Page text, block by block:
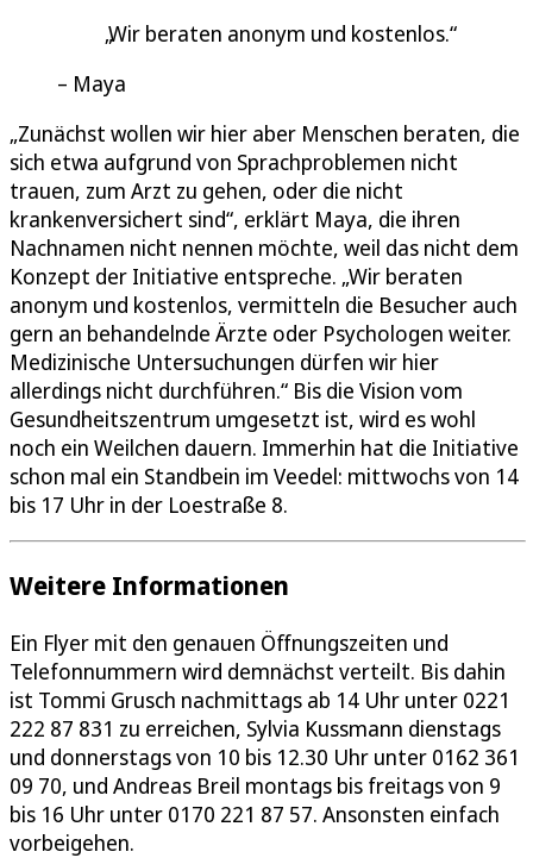
Wir beraten anonym und kostenlos.
Maya
„Zunächst wollen wir hier aber Menschen beraten, die
sich etwa aufgrund von Sprachproblemen nicht
trauen, zum Arzt zu gehen, oder die nicht
krankenversichert sind“, erklärt Maya, die ihren
Nachnamen nicht nennen möchte, weil das nicht dem
Konzept der Initiative entspreche. „Wir beraten
anonym und kostenlos, vermitteln die Besucher auch
gern an behandelnde Ärzte oder Psychologen weiter.
Medizinische Untersuchungen dürfen wir hier
allerdings nicht durchführen.“ Bis die Vision vom
Gesundheitszentrum umgesetzt ist, wird es wohl
noch ein Weilchen dauern. Immerhin hat die Initiative
schon mal ein Standbein im Veedel: mittwochs von 14
bis 17 Uhr in der Loestraße 8.
Weitere Informationen
Ein Flyer mit den genauen Öffnungszeiten und
Telefonnummern wird demnächst verteilt. Bis dahin
ist Tommi Grusch nachmittags ab 14 Uhr unter 0221
222 87 831 zu erreichen, Sylvia Kussmann dienstags
und donnerstags von 10 bis 12.30 Uhr unter 0162 361
09 70, und Andreas Breil montags bis freitags von 9
bis 16 Uhr unter 0170 221 87 57. Ansonsten einfach
vorbeigehen.